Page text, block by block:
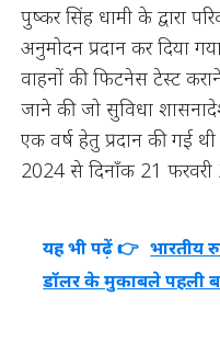
पुष्कर सिंह धामी के द्वारा
अनुमोदन प्रदान कर दिया
वाहनों की फिटनेस टेस्ट
जाने की जो सुविधा
एक वर्ष हेतु प्रदान की गई
2024 से दिनाँक 21 फरवरी
यह भी पढ़ें 👉 भारतीय
डॉलर के मुकाबले पहली